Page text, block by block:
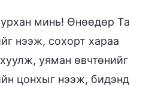
минь! Өнөөдөр Та
нээж, сохорт хараа
уяман өвчтөнийг
цонхыг нээж, бидэнд